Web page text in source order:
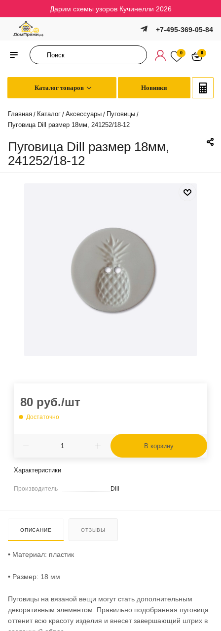
Дарим схемы узоров Кучинелли 2026
+7-495-369-05-84
0 0
Каталог товаров Новинки
Главная / Каталог / Аксессуары / Пуговицы /
Пуговица Dill размер 18мм, 241252/18-12
Пуговица Dill размер 18мм,
241252/18-12
80 руб./шт
Достаточно
В корзину
Характеристики
Производитель Dill
ОПИСАНИЕ ОТЗЫВЫ
• Материал: пластик
• Размер: 18 мм
Пуговицы на вязаной вещи могут стать дополнительным
декоративным элементом. Правильно подобранная пуговица
оттенит всю красоту изделия и внесет завершающий штрих в